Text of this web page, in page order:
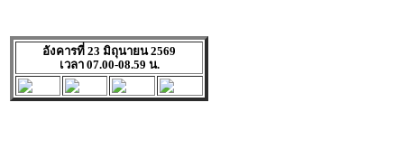
อังคารที่ 23 มิถุนายน 2569
เวลา 07.00-08.59 น.